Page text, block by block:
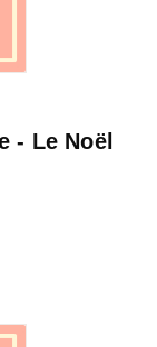
- Le Noël